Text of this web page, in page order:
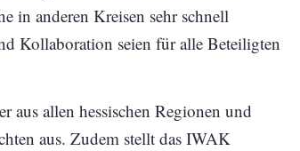
in anderen Kreisen sehr schnell
Kollaboration seien für alle Beteiligten
aus allen hessischen Regionen und
aus. Zudem stellt das IWAK